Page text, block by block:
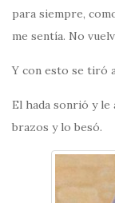
para siempre,
me sentía. No
Y con esto se tiró
El hada sonrió y le
brazos y lo besó.